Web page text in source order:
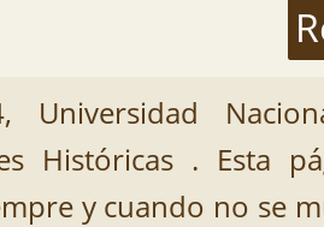
Universidad
Históricas . Esta
y cuando no se